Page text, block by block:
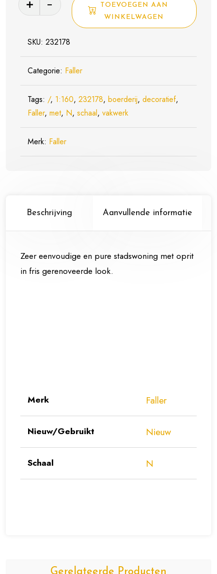
Bouwpakket
232178
Stadswoning
Met
Oprit
Schaal
1:160
N
TOEVOEGEN AAN
WINKELWAGEN
SKU: 232178
Categorie: Faller
Tags: /, 1:160, 232178, boerderij, decoratief,
Faller, met, N, schaal, vakwerk
Merk: Faller
Beschrijving Aanvullende informatie
Zeer eenvoudige en pure stadswoning met oprit
in fris gerenoveerde look.
Merk Faller
Nieuw/Gebruikt Nieuw
Schaal N